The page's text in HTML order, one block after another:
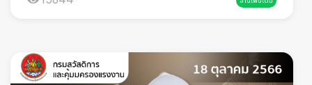
แผนฉุกเฉิน (Emergency Plan) ที่ครอบคลุม
สถานการณ์ความเสี่ยง และมีการซ้อมแผน (Drill) พร้อม
ความปลอดภัย” โดยรวมประเภทของรถกระเช้าที่พบบ่อย
ประเภท ก็เพิ่มความเสี่ยงโดยไม่จำเป็นรถกระเช้าแบบ
กรรไกร (Scissor Lift)เป็นรถกระเช้าที่ยกขึ้นในแนวดิ่ง